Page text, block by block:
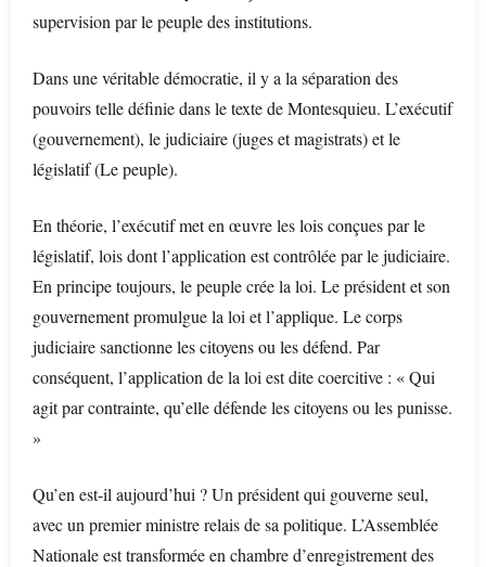
supervision par le peuple des institutions.
Dans une véritable démocratie, il y a la séparation des
pouvoirs telle définie dans le texte de Montesquieu. L’exécutif
(gouvernement), le judiciaire (juges et magistrats) et le
législatif (Le peuple).
En théorie, l’exécutif met en œuvre les lois conçues par le
législatif, lois dont l’application est contrôlée par le judiciaire.
En principe toujours, le peuple crée la loi. Le président et son
gouvernement promulgue la loi et l’applique. Le corps
judiciaire sanctionne les citoyens ou les défend. Par
conséquent, l’application de la loi est dite coercitive : « Qui
agit par contrainte, qu’elle défende les citoyens ou les punisse.
»
Qu’en est-il aujourd’hui ? Un président qui gouverne seul,
avec un premier ministre relais de sa politique. L’Assemblée
Nationale est transformée en chambre d’enregistrement des